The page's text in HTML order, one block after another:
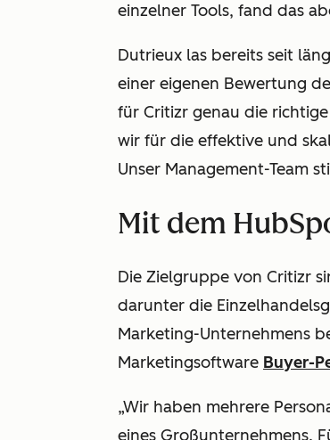
einzelner Tools, fand das
Dutrieux las bereits seit
einer eigenen Bewertung
für Critizr genau die
wir für die effektive und
Unser Management-Team
Mit dem
Die Zielgruppe von Critizr
darunter die
Marketing-Unternehmens
Marketingsoftware Buyer-
„Wir haben mehrere
eines Großunternehmens.